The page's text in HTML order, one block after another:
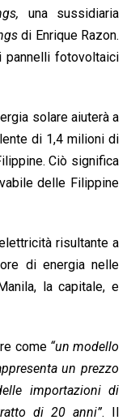
una sussidiaria
di Enrique Razon.
pannelli fotovoltaici
solare aiuterà a
di 1,4 milioni di
Ciò significa
delle Filippine
risultante a
di energia nelle
la capitale, e
come “un modello
un prezzo
importazioni di
di 20 anni”. Il